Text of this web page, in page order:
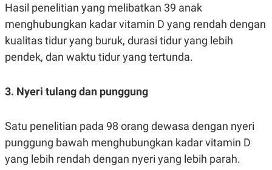
I
N
G
K
G
D
I
I
Hasil penelitian yang melibatkan 39 anak
menghubungkan kadar vitamin D yang rendah dengan
kualitas tidur yang buruk, durasi tidur yang lebih
pendek, dan waktu tidur yang tertunda.
3. Nyeri tulang dan punggung
Satu penelitian pada 98 orang dewasa dengan nyeri
punggung bawah menghubungkan kadar vitamin D
yang lebih rendah dengan nyeri yang lebih parah.